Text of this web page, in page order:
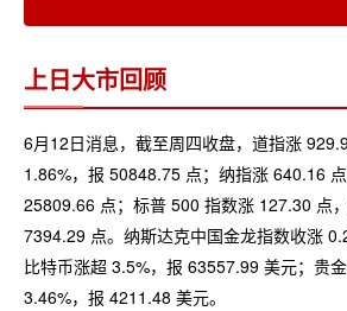
上日大市回顾
6月12日消息，截至周四收盘，道指涨
1.86%，报 50848.75 点；纳指涨 640.16
25809.66 点；标普 500 指数涨 127.30 点
7394.29 点。纳斯达克中国金龙指数收涨
比特币涨超 3.5%，报 63557.99 美元；贵
3.46%，报 4211.48 美元。